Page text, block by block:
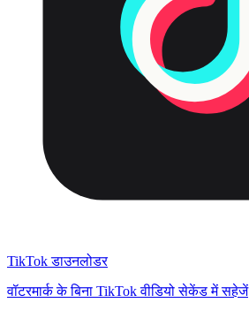
TikTok डाउनलोडर
वॉटरमार्क के बिना TikTok वीडियो सेकेंड में सहेजें